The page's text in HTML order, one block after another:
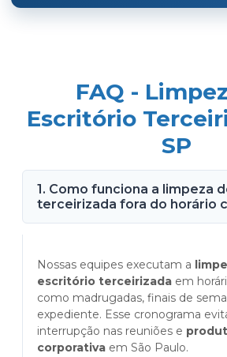
FAQ -
Escritório
SP
1. Como funciona a limpeza
terceirizada fora do horário
Nossas equipes executam a
escritório terceirizada em
como madrugadas, finais de
expediente. Esse cronograma
interrupção nas reuniões e
corporativa em São Paulo.